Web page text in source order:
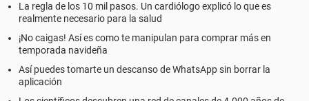
La regla de los 10 mil pasos. Un cardiólogo explicó lo que es
realmente necesario para la salud
¡No caigas! Así es como te manipulan para comprar más en
temporada navideña
Así puedes tomarte un descanso de WhatsApp sin borrar la
aplicación